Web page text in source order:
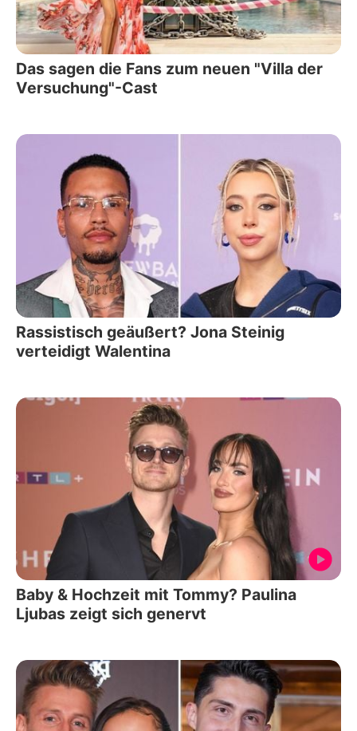
Das sagen die Fans zum neuen "Villa der
Versuchung"-Cast
Rassistisch geäußert? Jona Steinig
verteidigt Walentina
Baby & Hochzeit mit Tommy? Paulina
Ljubas zeigt sich genervt